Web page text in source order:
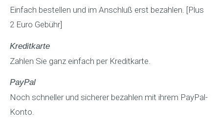
Einfach bestellen und im Anschluß erst bezahlen. [Plus
2 Euro Gebühr]
Kreditkarte
Zahlen Sie ganz einfach per Kreditkarte.
PayPal
Noch schneller und sicherer bezahlen mit ihrem PayPal-
Konto.